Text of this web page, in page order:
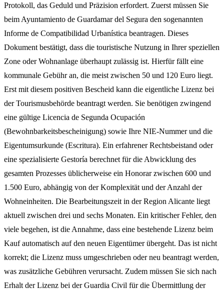
Protokoll, das Geduld und Präzision erfordert. Zuerst müssen Sie
beim Ayuntamiento de Guardamar del Segura den sogenannten
Informe de Compatibilidad Urbanística beantragen. Dieses
Dokument bestätigt, dass die touristische Nutzung in Ihrer speziellen
Zone oder Wohnanlage überhaupt zulässig ist. Hierfür fällt eine
kommunale Gebühr an, die meist zwischen 50 und 120 Euro liegt.
Erst mit diesem positiven Bescheid kann die eigentliche Lizenz bei
der Tourismusbehörde beantragt werden. Sie benötigen zwingend
eine gültige Licencia de Segunda Ocupación
(Bewohnbarkeitsbescheinigung) sowie Ihre NIE-Nummer und die
Eigentumsurkunde (Escritura). Ein erfahrener Rechtsbeistand oder
eine spezialisierte Gestoría berechnet für die Abwicklung des
gesamten Prozesses üblicherweise ein Honorar zwischen 600 und
1.500 Euro, abhängig von der Komplexität und der Anzahl der
Wohneinheiten. Die Bearbeitungszeit in der Region Alicante liegt
aktuell zwischen drei und sechs Monaten. Ein kritischer Fehler, den
viele begehen, ist die Annahme, dass eine bestehende Lizenz beim
Kauf automatisch auf den neuen Eigentümer übergeht. Das ist nicht
korrekt; die Lizenz muss umgeschrieben oder neu beantragt werden,
was zusätzliche Gebühren verursacht. Zudem müssen Sie sich nach
Erhalt der Lizenz bei der Guardia Civil für die Übermittlung der